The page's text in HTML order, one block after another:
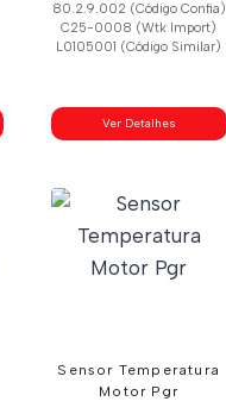
80.2.9.002 (Código Confia)
C25-0008 (Wtk Import)
L0105001 (Código Similar)
Ver Detalhes
Sensor Temperatura
Motor Pgr